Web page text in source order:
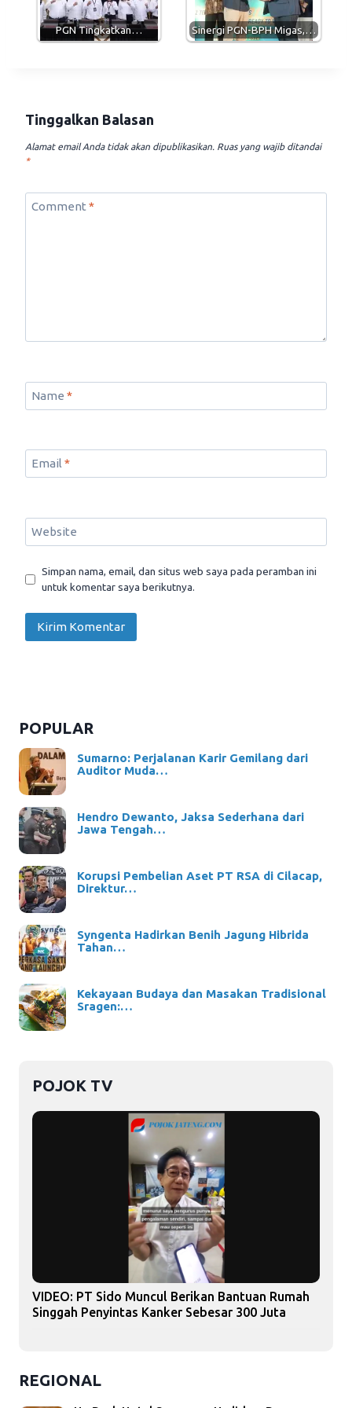
PGN Tingkatkan… Sinergi PGN-BPH Migas,…
Tinggalkan Balasan
Alamat email Anda tidak akan dipublikasikan. Ruas yang wajib ditandai
*
Comment*
Name *
Email*
Website
Simpan nama, email, dan situs web saya pada peramban ini
untuk komentar saya berikutnya.
POPULAR
Sumarno: Perjalanan Karir Gemilang dari
Auditor Muda…
Hendro Dewanto, Jaksa Sederhana dari
Jawa Tengah…
Korupsi Pembelian Aset PT RSA di Cilacap,
Direktur…
Syngenta Hadirkan Benih Jagung Hibrida
Tahan…
Kekayaan Budaya dan Masakan Tradisional
Sragen:…
POJOK TV
VIDEO: PT Sido Muncul Berikan Bantuan Rumah
Singgah Penyintas Kanker Sebesar 300 Juta
REGIONAL